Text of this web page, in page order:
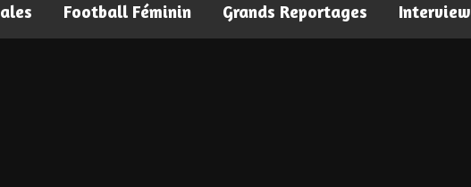
Football Féminin Grands Reportages Interview